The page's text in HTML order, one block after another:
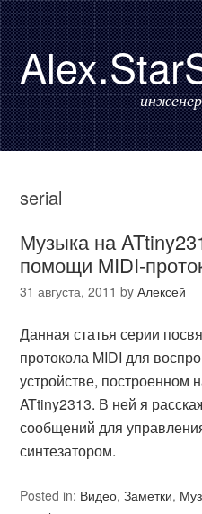
serial
Музыка на
помощи MIDI-
31 августа, 2011 byАлексей
Данная статья серии
протокола MIDI для
устройстве, построенном
ATtiny2313. В ней я
сообщений для
синтезатором.
Posted in: Видео,Заметки,